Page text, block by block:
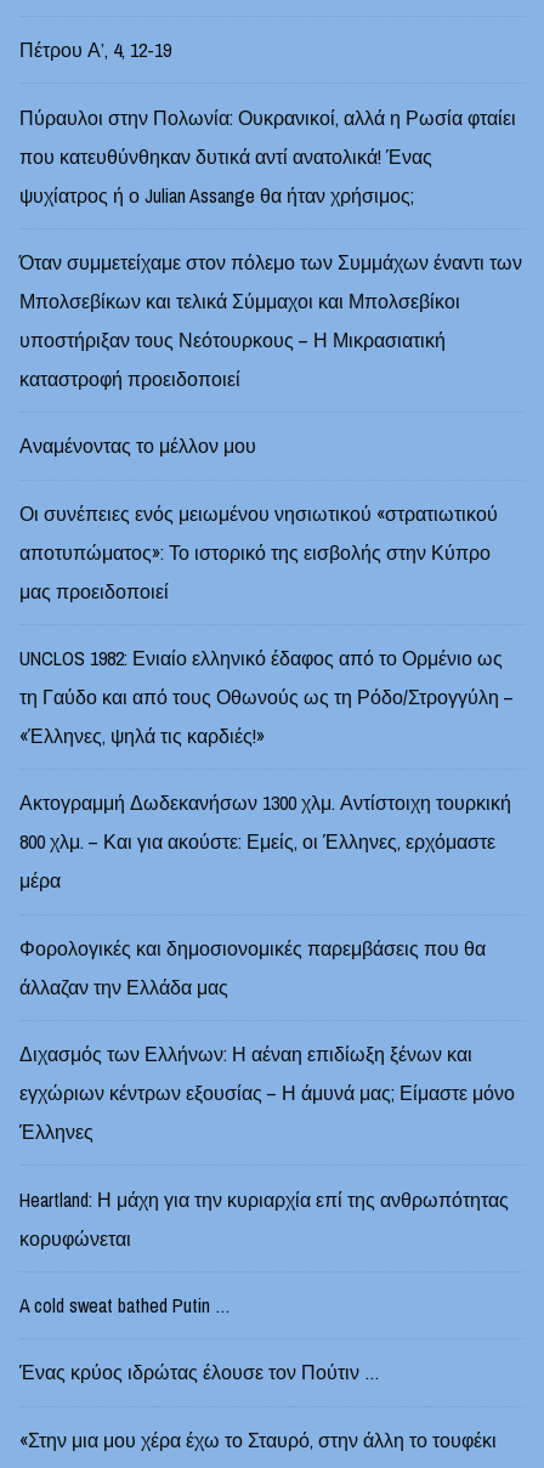
Πέτρου Α’, 4, 12-19
Πύραυλοι στην Πολωνία: Ουκρανικοί, αλλά η Ρωσία φταίει
που κατευθύνθηκαν δυτικά αντί ανατολικά! Ένας
ψυχίατρος ή ο Julian Assange θα ήταν χρήσιμος;
Όταν συμμετείχαμε στον πόλεμο των Συμμάχων έναντι των
Μπολσεβίκων και τελικά Σύμμαχοι και Μπολσεβίκοι
υποστήριξαν τους Νεότουρκους – Η Μικρασιατική
καταστροφή προειδοποιεί
Αναμένοντας το μέλλον μου
Οι συνέπειες ενός μειωμένου νησιωτικού «στρατιωτικού
αποτυπώματος»: Το ιστορικό της εισβολής στην Κύπρο
μας προειδοποιεί
UNCLOS 1982: Ενιαίο ελληνικό έδαφος από το Ορμένιο ως
τη Γαύδο και από τους Οθωνούς ως τη Ρόδο/Στρογγύλη –
«Έλληνες, ψηλά τις καρδιές!»
Ακτογραμμή Δωδεκανήσων 1300 χλμ. Αντίστοιχη τουρκική
800 χλμ. – Και για ακούστε: Εμείς, οι Έλληνες, ερχόμαστε
μέρα
Φορολογικές και δημοσιονομικές παρεμβάσεις που θα
άλλαζαν την Ελλάδα μας
Διχασμός των Ελλήνων: Η αέναη επιδίωξη ξένων και
εγχώριων κέντρων εξουσίας – Η άμυνά μας; Είμαστε μόνο
Έλληνες
Heartland: Η μάχη για την κυριαρχία επί της ανθρωπότητας
κορυφώνεται
A cold sweat bathed Putin …
Ένας κρύος ιδρώτας έλουσε τον Πούτιν …
«Στην μια μου χέρα έχω το Σταυρό, στην άλλη το τουφέκι